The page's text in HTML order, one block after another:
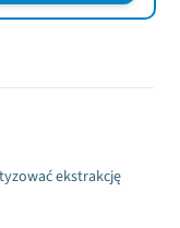
ekstrakcję